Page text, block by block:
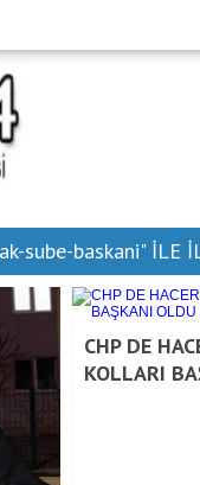
sube-baskani" İLE
CHP DE
KOLLARI